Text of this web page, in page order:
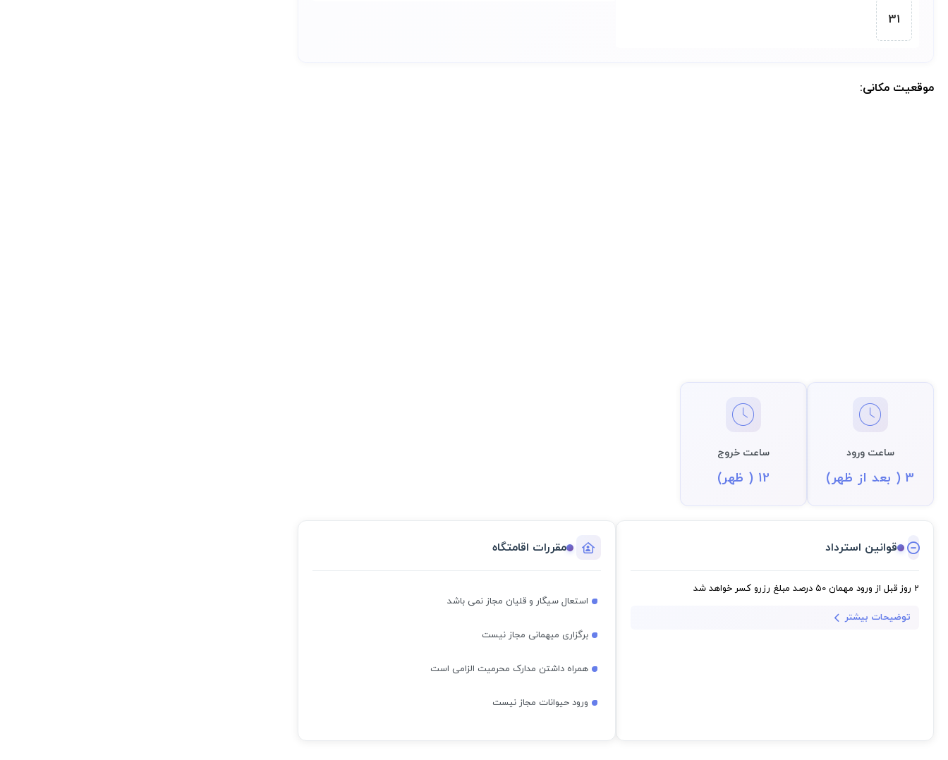
31
موقعیت مکانی:
ساعت ورود
3 ( بعد از ظهر)
ساعت خروج
12 ( ظهر)
قوانین استرداد
2 روز قبل از ورود مهمان 50 درصد مبلغ رزرو کسر خواهد شد
توضیحات بیشتر
مقررات اقامتگاه
استعال سیگار و قلیان مجاز نمی باشد
برگزاری میهمانی مجاز نیست
همراه داشتن مدارک محرمیت الزامی است
ورود حیوانات مجاز نیست